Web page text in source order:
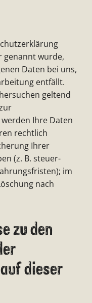
genannt wurde,
Daten bei uns,
entfällt.
geltend
Ihre Daten
rechtlich
Ihrer
(z. B. steuer-
im
nach
zu den
dieser